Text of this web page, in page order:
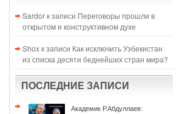
Sardor к записи Переговоры прошли в
открытом и конструктивном духе
Shox к записи Как исключить Узбекистан
из списка десяти беднейших стран мира?
ПОСЛЕДНИЕ ЗАПИСИ
Академик Р.Абдуллаев: